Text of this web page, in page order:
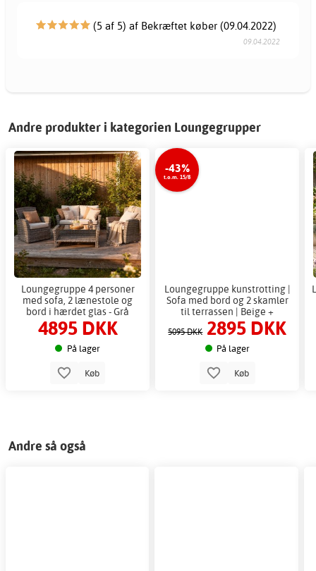
(5 af 5) af Bekræftet køber (09.04.2022)
09.04.2022
Andre produkter i kategorien Loungegrupper
Loungegruppe 4 personer
med sofa, 2 lænestole og
bord i hærdet glas - Grå
havemøbelgruppe til balkon
og terrasse
4895 DKK
På lager
Køb
-43%
t.o.m. 15/8
Loungegruppe kunstrotting |
Sofa med bord og 2 skamler
til terrassen | Beige +
Møbelpleje
5095 DKK 2895 DKK
På lager
Køb
Andre så også